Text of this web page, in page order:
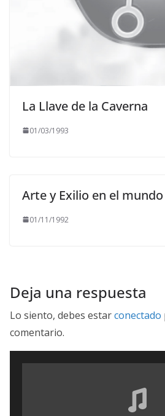
La Llave de la Caverna
01/03/1993
Arte y Exilio en el
01/11/1992
Deja una respuesta
Lo siento, debes estarconectado
comentario.